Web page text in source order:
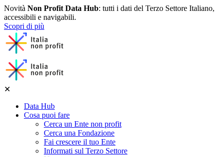
Novità Non Profit Data Hub: tutti i dati del Terzo Settore Italiano,
accessibili e navigabili.
Scopri di più
✕
Data Hub
Cosa puoi fare
Cerca un Ente non profit
Cerca una Fondazione
Fai crescere il tuo Ente
Informati sul Terzo Settore